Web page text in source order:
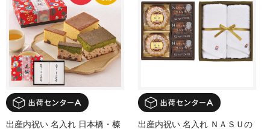
出産内祝い 名入れ 日本橋・榛
出産内祝い 名入れ ＮＡＳＵの